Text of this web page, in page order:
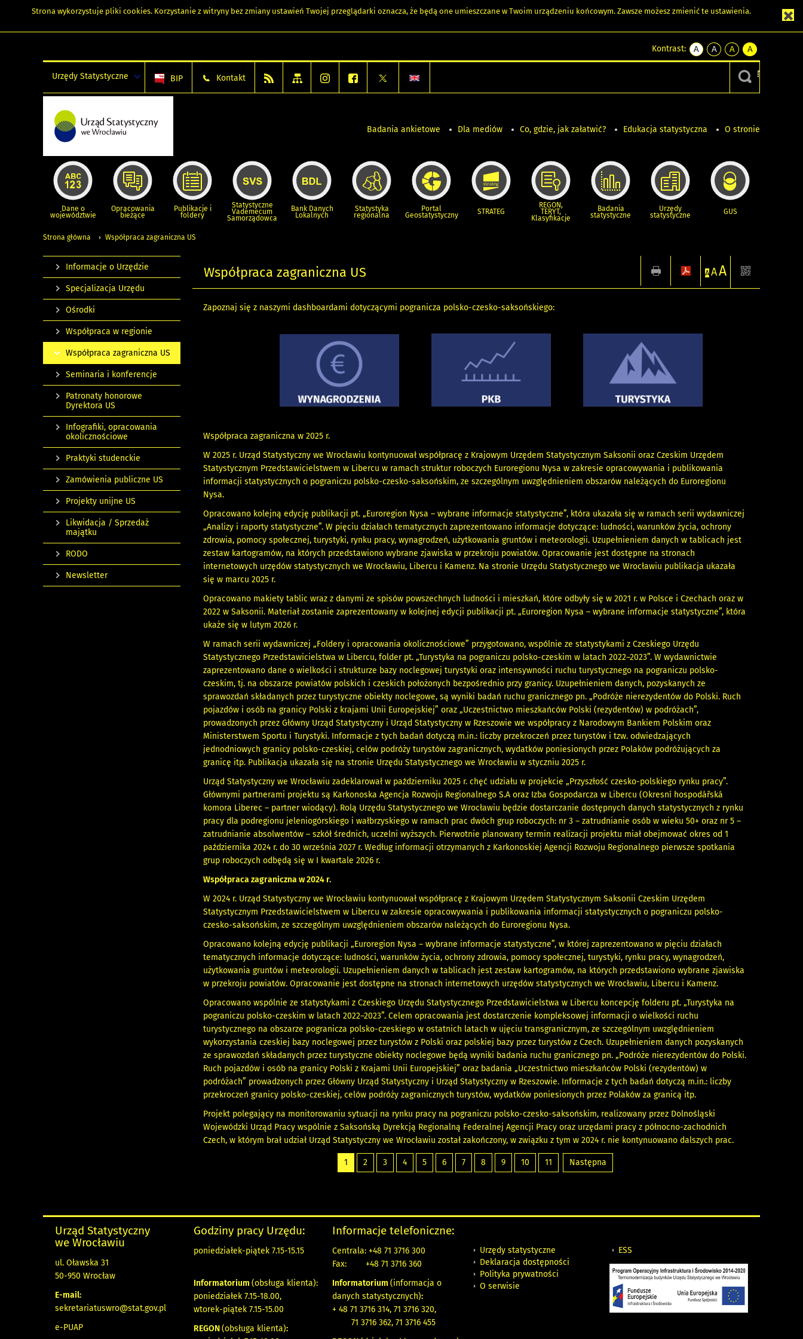
Strona wykorzystuje pliki cookies. Korzystanie z witryny bez zmiany ustawień Twojej przeglądarki oznacza, że będą one umieszczane w Twoim urządzeniu końcowym. Zawsze możesz zmienić te ustawienia.
Kontrast:
A
kontrast
A
kontrast
czarnym
A
kontrast
żółty
tekst
czarnym
A
kontrast
czarny
tekst
żółtym
Urzędy Statystyczne BIP Kontakt
Badania ankietowe Dla mediów Co, gdzie, jak załatwić? Edukacja statystyczna O stronie
Dane o
województwie
Opracowania
bieżące
Publikacje i
foldery
Statystyczne
Vademecum
Samorządowca
Bank Danych
Lokalnych
Statystyka
regionalna
Portal
Geostatystyczny STRATEG
REGON,
TERYT,
Klasyfikacje
Badania
statystyczne
Urzędy
statystyczne GUS
Strona główna Współpraca zagraniczna US
Współpraca zagraniczna US A AA
Zapoznaj się z naszymi dashboardami dotyczącymi pogranicza polsko-czesko-saksońskiego:
Współpraca zagraniczna w 2025 r.
W 2025 r. Urząd Statystyczny we Wrocławiu kontynuował współpracę z Krajowym Urzędem Statystycznym Saksonii oraz Czeskim Urzędem
Statystycznym Przedstawicielstwem w Libercu w ramach struktur roboczych Euroregionu Nysa w zakresie opracowywania i publikowania
informacji statystycznych o pograniczu polsko-czesko-saksońskim, ze szczególnym uwzględnieniem obszarów należących do Euroregionu
Nysa.
Opracowano kolejną edycję publikacji pt. „Euroregion Nysa – wybrane informacje statystyczne”, która ukazała się w ramach serii wydawniczej
„Analizy i raporty statystyczne”. W pięciu działach tematycznych zaprezentowano informacje dotyczące: ludności, warunków życia, ochrony
zdrowia, pomocy społecznej, turystyki, rynku pracy, wynagrodzeń, użytkowania gruntów i meteorologii. Uzupełnieniem danych w tablicach jest
zestaw kartogramów, na których przedstawiono wybrane zjawiska w przekroju powiatów. Opracowanie jest dostępne na stronach
internetowych urzędów statystycznych we Wrocławiu, Libercu i Kamenz. Na stronie Urzędu Statystycznego we Wrocławiu publikacja ukazała
się w marcu 2025 r.
Opracowano makiety tablic wraz z danymi ze spisów powszechnych ludności i mieszkań, które odbyły się w 2021 r. w Polsce i Czechach oraz w
2022 w Saksonii. Materiał zostanie zaprezentowany w kolejnej edycji publikacji pt. „Euroregion Nysa – wybrane informacje statystyczne”, która
ukaże się w lutym 2026 r.
W ramach serii wydawniczej „Foldery i opracowania okolicznościowe” przygotowano, wspólnie ze statystykami z Czeskiego Urzędu
Statystycznego Przedstawicielstwa w Libercu, folder pt. „Turystyka na pograniczu polsko-czeskim w latach 2022–2023”. W wydawnictwie
zaprezentowano dane o wielkości i strukturze bazy noclegowej turystyki oraz intensywności ruchu turystycznego na pograniczu polsko-
czeskim, tj. na obszarze powiatów polskich i czeskich położonych bezpośrednio przy granicy. Uzupełnieniem danych, pozyskanych ze
sprawozdań składanych przez turystyczne obiekty noclegowe, są wyniki badań ruchu granicznego pn. „Podróże nierezydentów do Polski. Ruch
pojazdów i osób na granicy Polski z krajami Unii Europejskiej” oraz „Uczestnictwo mieszkańców Polski (rezydentów) w podróżach”,
prowadzonych przez Główny Urząd Statystyczny i Urząd Statystyczny w Rzeszowie we współpracy z Narodowym Bankiem Polskim oraz
Ministerstwem Sportu i Turystyki. Informacje z tych badań dotyczą m.in.: liczby przekroczeń przez turystów i tzw. odwiedzających
jednodniowych granicy polsko-czeskiej, celów podróży turystów zagranicznych, wydatków poniesionych przez Polaków podróżujących za
granicę itp. Publikacja ukazała się na stronie Urzędu Statystycznego we Wrocławiu w styczniu 2025 r.
Urząd Statystyczny we Wrocławiu zadeklarował w październiku 2025 r. chęć udziału w projekcie „Przyszłość czesko-polskiego rynku pracy”.
Głównymi partnerami projektu są Karkonoska Agencja Rozwoju Regionalnego S.A oraz Izba Gospodarcza w Libercu (Okresní hospodářská
komora Liberec – partner wiodący). Rolą Urzędu Statystycznego we Wrocławiu będzie dostarczanie dostępnych danych statystycznych z rynku
pracy dla podregionu jeleniogórskiego i wałbrzyskiego w ramach prac dwóch grup roboczych: nr 3 – zatrudnianie osób w wieku 50+ oraz nr 5 –
zatrudnianie absolwentów – szkół średnich, uczelni wyższych. Pierwotnie planowany termin realizacji projektu miał obejmować okres od 1
października 2024 r. do 30 września 2027 r. Według informacji otrzymanych z Karkonoskiej Agencji Rozwoju Regionalnego pierwsze spotkania
grup roboczych odbędą się w I kwartale 2026 r.
Współpraca zagraniczna w 2024 r.
W 2024 r. Urząd Statystyczny we Wrocławiu kontynuował współpracę z Krajowym Urzędem Statystycznym Saksonii Czeskim Urzędem
Statystycznym Przedstawicielstwem w Libercu w zakresie opracowywania i publikowania informacji statystycznych o pograniczu polsko-
czesko-saksońskim, ze szczególnym uwzględnieniem obszarów należących do Euroregionu Nysa.
Opracowano kolejną edycję publikacji „Euroregion Nysa – wybrane informacje statystyczne”, w której zaprezentowano w pięciu działach
tematycznych informacje dotyczące: ludności, warunków życia, ochrony zdrowia, pomocy społecznej, turystyki, rynku pracy, wynagrodzeń,
użytkowania gruntów i meteorologii. Uzupełnieniem danych w tablicach jest zestaw kartogramów, na których przedstawiono wybrane zjawiska
w przekroju powiatów. Opracowanie jest dostępne na stronach internetowych urzędów statystycznych we Wrocławiu, Libercu i Kamenz.
Opracowano wspólnie ze statystykami z Czeskiego Urzędu Statystycznego Przedstawicielstwa w Libercu koncepcję folderu pt. „Turystyka na
pograniczu polsko-czeskim w latach 2022–2023”. Celem opracowania jest dostarczenie kompleksowej informacji o wielkości ruchu
turystycznego na obszarze pogranicza polsko-czeskiego w ostatnich latach w ujęciu transgranicznym, ze szczególnym uwzględnieniem
wykorzystania czeskiej bazy noclegowej przez turystów z Polski oraz polskiej bazy przez turystów z Czech. Uzupełnieniem danych pozyskanych
ze sprawozdań składanych przez turystyczne obiekty noclegowe będą wyniki badania ruchu granicznego pn. „Podróże nierezydentów do Polski.
Ruch pojazdów i osób na granicy Polski z Krajami Unii Europejskiej” oraz badania „Uczestnictwo mieszkańców Polski (rezydentów) w
podróżach” prowadzonych przez Główny Urząd Statystyczny i Urząd Statystyczny w Rzeszowie. Informacje z tych badań dotyczą m.in.: liczby
przekroczeń granicy polsko-czeskiej, celów podróży zagranicznych turystów, wydatków poniesionych przez Polaków za granicą itp.
Projekt polegający na monitorowaniu sytuacji na rynku pracy na pograniczu polsko-czesko-saksońskim, realizowany przez Dolnośląski
Wojewódzki Urząd Pracy wspólnie z Saksońską Dyrekcją Regionalną Federalnej Agencji Pracy oraz urzędami pracy z północno-zachodnich
Czech, w którym brał udział Urząd Statystyczny we Wrocławiu został zakończony, w związku z tym w 2024 r. nie kontynuowano dalszych prac.
1 2 3 4 5 6 7 8 9 10 11 Następna
Informacje o Urzędzie
Specjalizacja Urzędu
Ośrodki
Współpraca w regionie
Współpraca zagraniczna US
Seminaria i konferencje
Patronaty honorowe
Dyrektora US
Infografiki, opracowania
okolicznościowe
Praktyki studenckie
Zamówienia publiczne US
Projekty unijne US
Likwidacja / Sprzedaż
majątku
RODO
Newsletter
Urząd Statystyczny
we Wrocławiu
ul. Oławska 31
50-950 Wrocław
E-mail:
sekretariatuswro@stat.gov.pl
e-PUAP
Godziny pracy Urzędu:
poniedziałek-piątek 7.15-15.15
Informatorium (obsługa klienta):
poniedziałek 7.15-18.00,
wtorek-piątek 7.15-15.00
REGON(obsługa klienta):
Informacje telefoniczne:
Centrala: +48 71 3716 300
Fax:
+48 71 3716 360
Informatorium (informacja o
danych statystycznych):
+ 48 71 3716 314, 71 3716 320,
71 3716 362, 71 3716 455
Urzędy statystyczne
Deklaracja dostępności
Polityka prywatności
O serwisie
ESS